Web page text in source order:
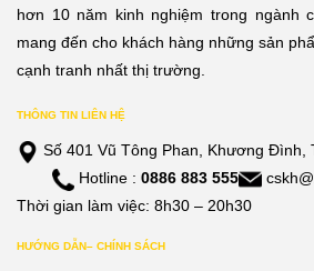
hơn 10 năm kinh nghiệm trong ngành
mang đến cho khách hàng những sản
cạnh tranh nhất thị trường.
THÔNG TIN LIÊN HỆ
Số 401 Vũ Tông Phan, Khương Đình,
Hotline : 0886 883 555
Thời gian làm việc: 8h30 – 20h30
HƯỚNG DẪN– CHÍNH SÁCH